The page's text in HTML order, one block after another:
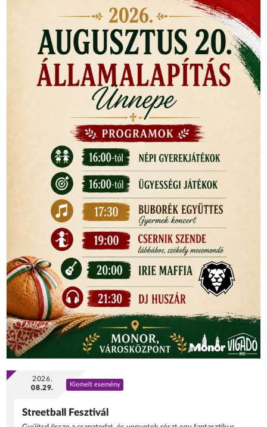
2026.
08.29.
Kiemelt esemény
Streetball Fesztivál